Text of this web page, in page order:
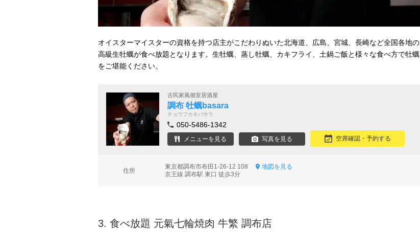
オイスターマイスターの資格を持つ店主がこだわりぬいた北海道、広島、宮城、長崎など全国各地の
高級生牡蠣が食べ放題となります。生牡蠣、蒸し牡蠣、カキフライ、土鍋ご飯と様々な食べ方で牡蠣
をご堪能ください。
古民家風個室居酒屋
調布 牡蠣basara
チョウフカキバサラ
050-5486-1342
メニューを見る 写真を見る 空席確認・予約する
住所
東京都調布市布田1-26-12 108
地図を見る
京王線 調布駅 東口 徒歩3分
3. 食べ放題 元氣七輪焼肉 牛繁 調布店